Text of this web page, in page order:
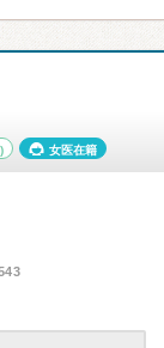
女医在籍